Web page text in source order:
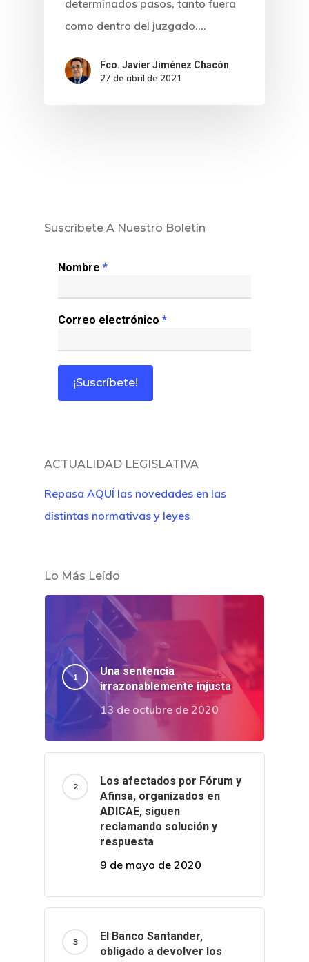
determinados pasos, tanto fuera
como dentro del juzgado.…
Fco. Javier Jiménez Chacón
27 de abril de 2021
Suscríbete A Nuestro Boletín
Nombre *
Correo electrónico *
ACTUALIDAD LEGISLATIVA
Repasa AQUÍ las novedades en las
distintas normativas y leyes
Lo Más Leído
Una sentencia
irrazonablemente injusta
13 de octubre de 2020
Los afectados por Fórum y
Afinsa, organizados en
ADICAE, siguen
reclamando solución y
respuesta
9 de mayo de 2020
El Banco Santander,
obligado a devolver los